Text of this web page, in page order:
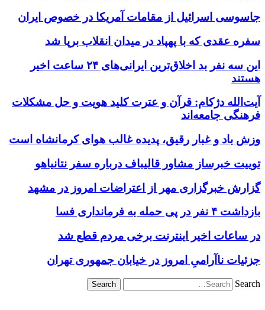
جاسوسی اسرائیل از مقامات آمریکا در خصوص ایران
سفره عقدی که با پهپاد در میدان انقلاب برپا شد
این سه نفر بد اخلاق‌ترین ایرانی‌های ۲۴ ساعت اخیر
هستند
آیت‌الله دژکام: قرآن و عترت کلید هویت و حل مشکلات
فرهنگی جامعه‌اند
وزش باد و غبار رقیق، پدیده غالب هوای کرمانشاه است
توییت خبرساز مشاور قالیباف درباره سفر نتانیاهو
گزارش خبرگزاری مهر از اعتراضات امروز در مشهد
بازداشت ۴ نفر در پی حمله به فرمانداری فسا
در ساعات اخیر اینترنت برخی مردم قطع شد
جزئیات ناآرامیِ امروز در خیابان جمهوری تهران
Search